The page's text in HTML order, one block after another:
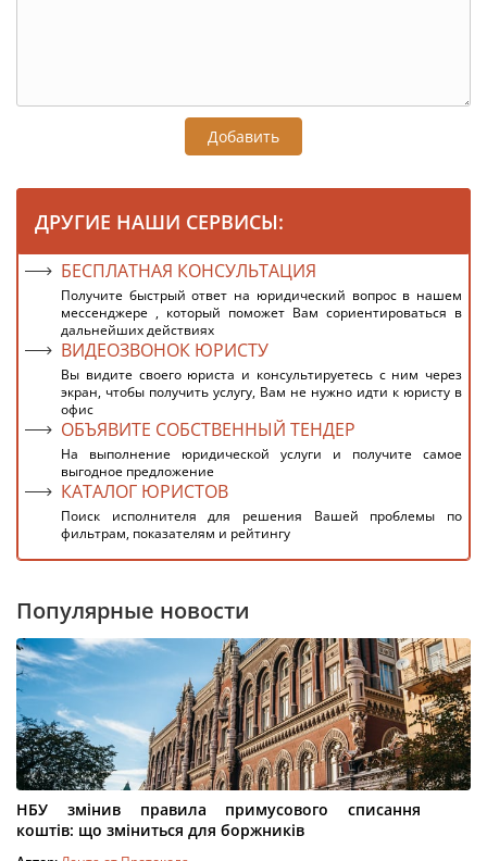
Добавить
ДРУГИЕ НАШИ СЕРВИСЫ:
БЕСПЛАТНАЯ КОНСУЛЬТАЦИЯ
Получите быстрый ответ на юридический вопрос в нашем
мессенджере , который поможет Вам сориентироваться в
дальнейших действиях
ВИДЕОЗВОНОК ЮРИСТУ
Вы видите своего юриста и консультируетесь с ним через
экран, чтобы получить услугу, Вам не нужно идти к юристу в
офис
ОБЪЯВИТЕ СОБСТВЕННЫЙ ТЕНДЕР
На выполнение юридической услуги и получите самое
выгодное предложение
КАТАЛОГ ЮРИСТОВ
Поиск исполнителя для решения Вашей проблемы по
фильтрам, показателям и рейтингу
Популярные новости
НБУ змінив правила примусового списання
коштів: що зміниться для боржників